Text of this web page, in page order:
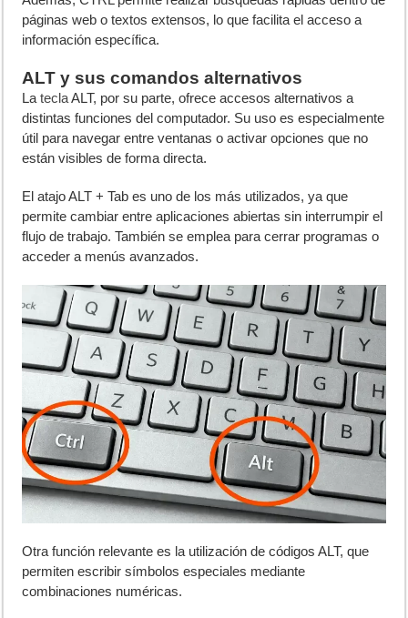
páginas web o textos extensos, lo que facilita el acceso a
información específica.
ALT y sus comandos alternativos
LateclaALT, por su parte, ofrece accesos alternativos a
distintas funciones del computador. Su uso es especialmente
útil para navegar entre ventanas o activar opciones que no
están visibles de forma directa.
El atajo ALT + Tab es uno de los más utilizados, ya que
permite cambiar entre aplicaciones abiertas sin interrumpir el
flujo de trabajo. También se emplea para cerrar programas o
acceder a menús avanzados.
Otra función relevante es la utilización de códigos ALT, que
permiten escribir símbolos especiales mediante
combinaciones numéricas.